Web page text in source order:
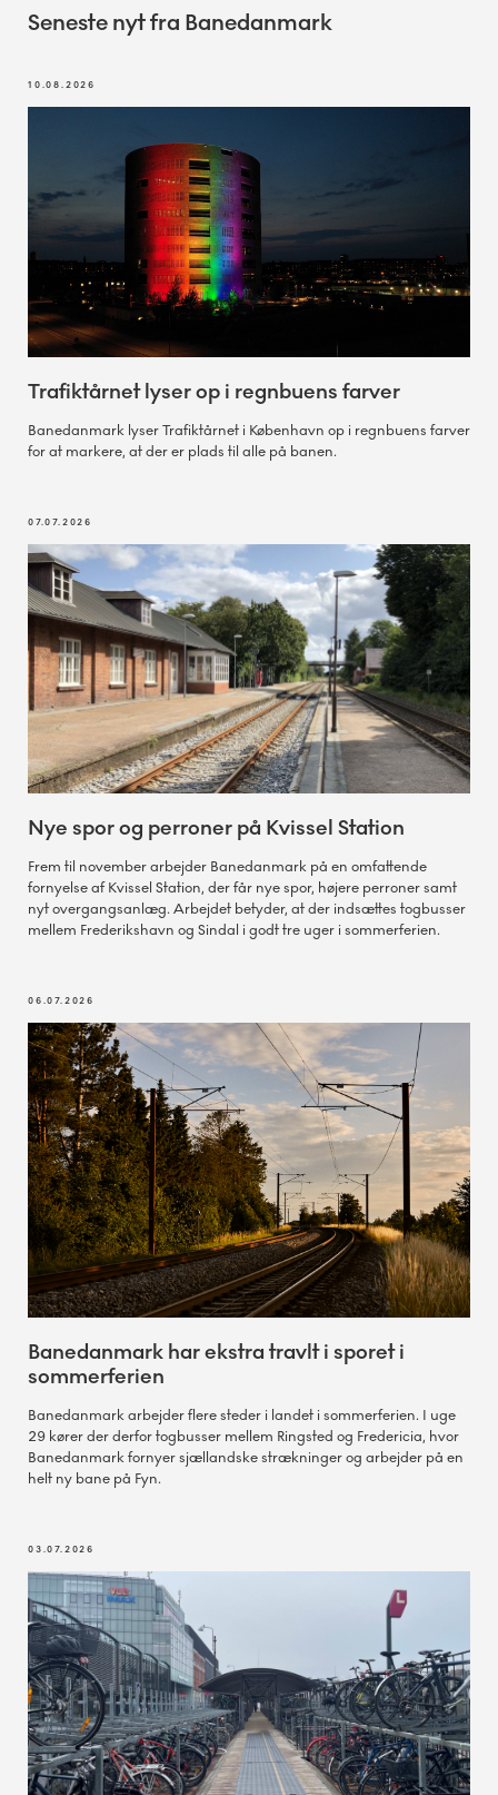
Seneste nyt fra Banedanmark
10.08.2026
Trafiktårnet lyser op i regnbuens farver
Banedanmark lyser Trafiktårnet i København op i regnbuens farver
for at markere, at der er plads til alle på banen.
07.07.2026
Nye spor og perroner på Kvissel Station
Frem til november arbejder Banedanmark på en omfattende
fornyelse af Kvissel Station, der får nye spor, højere perroner samt
nyt overgangsanlæg. Arbejdet betyder, at der indsættes togbusser
mellem Frederikshavn og Sindal i godt tre uger i sommerferien.
06.07.2026
Banedanmark har ekstra travlt i sporet i
sommerferien
Banedanmark arbejder flere steder i landet i sommerferien. I uge
29 kører der derfor togbusser mellem Ringsted og Fredericia, hvor
Banedanmark fornyer sjællandske strækninger og arbejder på en
helt ny bane på Fyn.
03.07.2026